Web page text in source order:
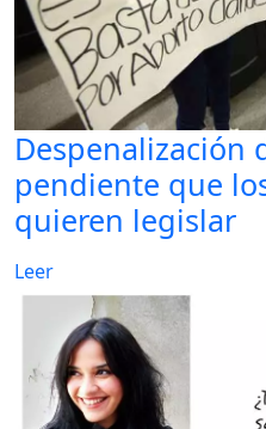
Despenalización
pendiente que
quieren legislar
Leer